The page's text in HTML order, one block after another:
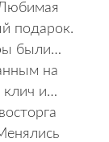
подарок.
были…
на
клич и…